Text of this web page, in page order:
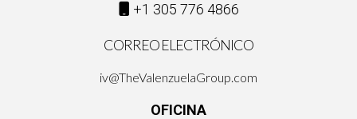
+1 305 776 4866
CORREO ELECTRÓNICO
iv@TheValenzuelaGroup.com
OFICINA